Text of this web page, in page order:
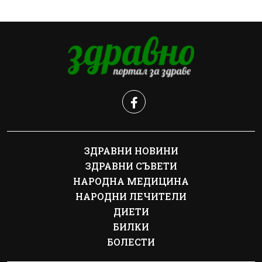
ЗДРАВНИ НОВИНИ
ЗДРАВНИ СЪВЕТИ
НАРОДНА МЕДИЦИНА
НАРОДНИ ЛЕЧИТЕЛИ
ДИЕТИ
БИЛКИ
БОЛЕСТИ